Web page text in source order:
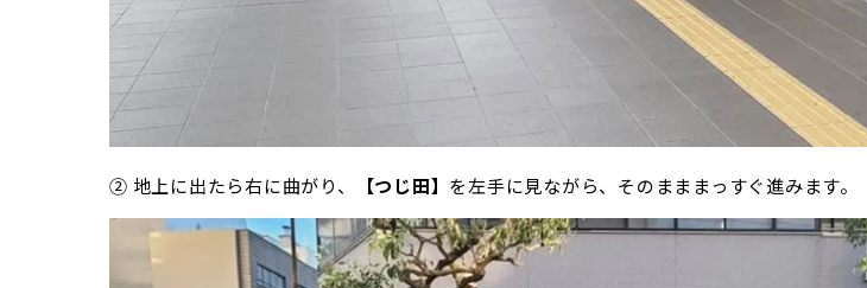
② 地上に出たら右に曲がり、 【つじ田】 を左手に見ながら、そのまままっすぐ進みます。